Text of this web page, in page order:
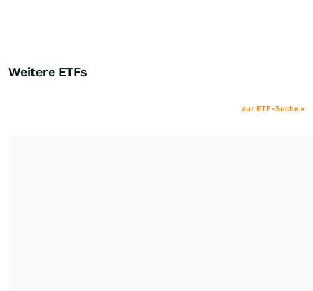
Weitere ETFs
zur ETF-Suche »